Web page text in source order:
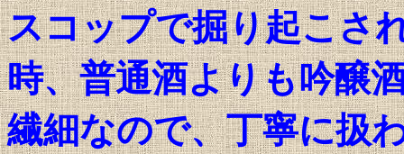
スコップで掘り起こさ
時、普通酒よりも吟醸
繊細なので、丁寧に扱